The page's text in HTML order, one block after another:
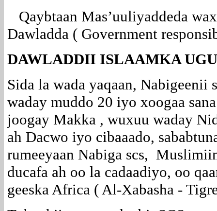
Qaybtaan Mas’uuliyaddeda
Dawladda ( Government
DAWLADDII ISLAAMKA
Sida la wada yaqaan,
waday muddo 20 iyo xoogaa
joogay Makka , wuxuu waday
ah Dacwo iyo cibaaado,
rumeeyaan Nabiga scs,
ducafa ah oo la cadaadiyo, oo
geeska Africa ( Al-Xabasha -